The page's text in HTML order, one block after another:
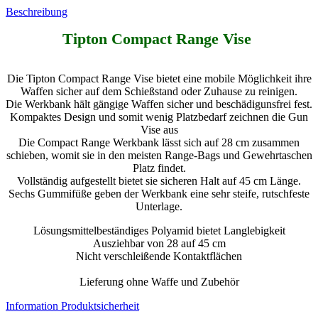
Beschreibung
Tipton Compact Range Vise
Die Tipton Compact Range Vise bietet eine mobile Möglichkeit ihre
Waffen sicher auf dem Schießstand oder Zuhause zu reinigen.
Die Werkbank hält gängige Waffen sicher und beschädigunsfrei fest.
Kompaktes Design und somit wenig Platzbedarf zeichnen die Gun
Vise aus
Die Compact Range Werkbank lässt sich auf 28 cm zusammen
schieben, womit sie in den meisten Range-Bags und Gewehrtaschen
Platz findet.
Vollständig aufgestellt bietet sie sicheren Halt auf 45 cm Länge.
Sechs Gummifüße geben der Werkbank eine sehr steife, rutschfeste
Unterlage.
Lösungsmittelbeständiges Polyamid bietet Langlebigkeit
Ausziehbar von 28 auf 45 cm
Nicht verschleißende Kontaktflächen
Lieferung ohne Waffe und Zubehör
Information Produktsicherheit